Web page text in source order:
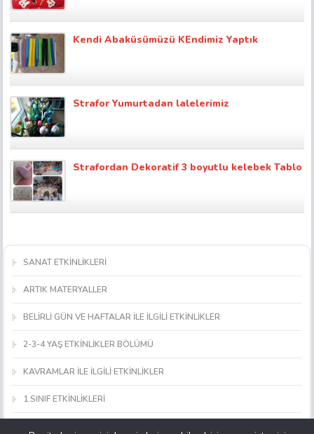
Kendi Abaküsümüzü KEndimiz Yaptık
Strafor Yumurtadan lalelerimiz
Strafordan Dekoratif 3 boyutlu kelebek Tablo
SANAT ETKİNLİKLERİ
ARTIK MATERYALLER
BELİRLİ GÜN VE HAFTALAR İLE İLGİLİ ETKİNLİKLER
2-3-4 YAŞ ETKİNLİKLER BÖLÜMÜ
KAVRAMLAR İLE İLGİLİ ETKİNLİKLER
1.SINIF ETKİNLİKLERİ